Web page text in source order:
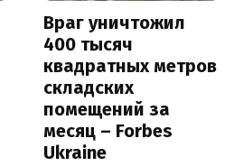
Враг уничтожил
400 тысяч
квадратных метров
складских
помещений за
месяц – Forbes
Ukraine